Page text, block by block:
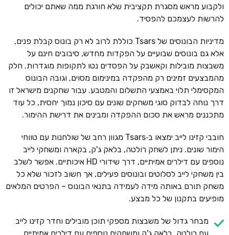
ולקבוע מראש מסגרת תקציבית שלא חורגת ממה שאתם יכולים
להרשות לעצמכם להפסיד.
מדיניות הבונוסים של Tsars כוללת לרוב לא רק בונוס קבלת פנים,
אלא גם בונוסים שבועיים על הפקדות מחדש, סיבובים חינם על
משבצות מובילות וקאשבק על הפסדים נטו לתקופות מוגדרות. חלק
מהמבצעים זמינים רק מהפקדה במינימום מסוים, וגובה הבונוס
המקסימלי תלוי באמצעי התשלום והמטבע. עבור שחקנים מישראל זו
דרך נוחה לבדוק סוגי משחקים שונים עם סיכון נמוך יחסית, כל עוד
מתכננים מראש את סכום ההפקדה ומבינים את דרישת ההימור.
חובבי קזינו לייב ימצאו ב‑Tsars מגוון רחב של שולחנות עם טווחי
הימור שונים. ניתן לשחק רולטה, בלאק ג'ק, בקארה ומשחקי לייב
נוספים עם דילרים אמיתיים, דרך שידורי HD איכותיים. אפשר לשלב
בין משחקי לייב לסלוטים ובונוסים פעילים, אך חשוב לזכור שלא כל
משחק תורם באותה מידה לעמידה בתנאי הבונוס – הפרטים המלאים
מופיעים בתקנון של כל מבצע.
מבחר גדול של משבצות מספקי תוכן מובילים וחדר קזינו לייב